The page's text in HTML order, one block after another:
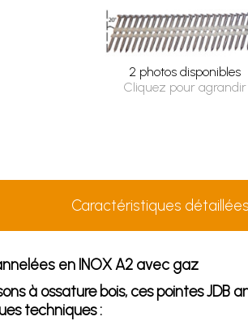
2 photos disponibles
Cliquez pour agrandir
Caractéristiques détaillées
en INOX A2 avec gaz
à ossature bois, ces pointes
techniques :